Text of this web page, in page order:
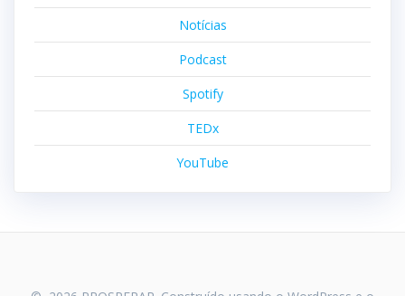
Notícias
Podcast
Spotify
TEDx
YouTube